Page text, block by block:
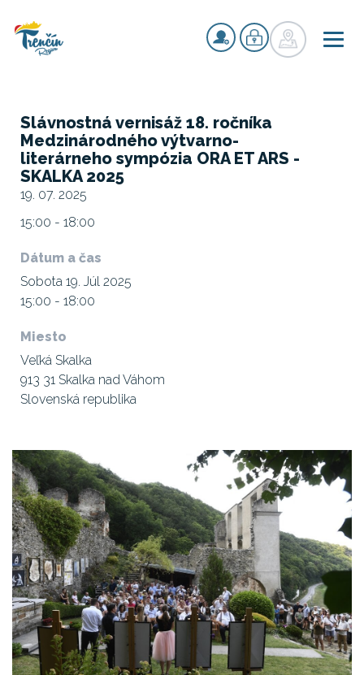
Slávnostná vernisáž 18. ročníka
Medzinárodného výtvarno-
literárneho sympózia ORA ET ARS -
SKALKA 2025
19. 07. 2025
15:00 - 18:00
Dátum a čas
Sobota 19. Júl 2025
15:00 - 18:00
Miesto
Veľká Skalka
913 31 Skalka nad Váhom
Slovenská republika